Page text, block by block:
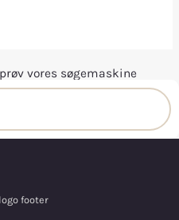
vores søgemaskine